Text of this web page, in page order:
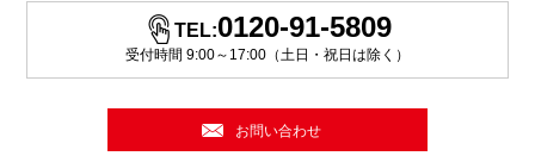
TEL:0120-91-5809
受付時間 9:00～17:00（土日・祝日は除く）
お問い合わせ